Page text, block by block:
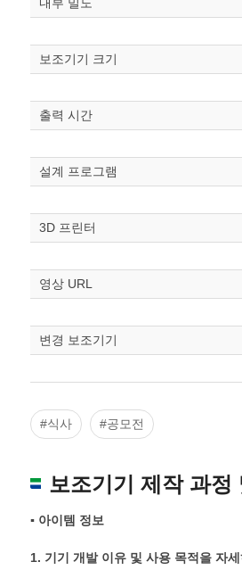
원하는 치수 입력 후 “스케일
너비
높이
폭
스케일
STL다운로드
보조기기 크기
출력 시간
설계 프로그램
3D 프린터
영상 URL
변경 보조기기
#식사 #공모전
보조기기 제작 과정
▪ 아이템 정보
1. 기기 개발 이유 및 사용 목적을 자